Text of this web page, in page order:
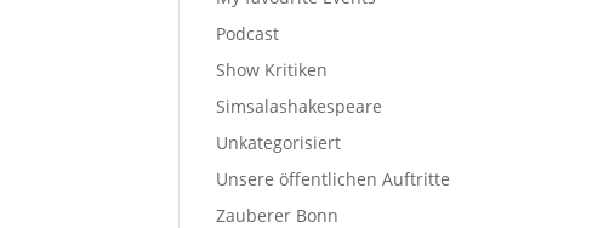
Podcast
Show Kritiken
Simsalashakespeare
Unkategorisiert
Unsere öffentlichen Auftritte
Zauberer Bonn